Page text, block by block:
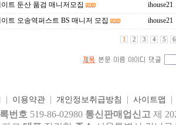
트 둔산 품검 매니저모집 ihouse21
트 오송역퍼스트 BS 매니저 모집 ihouse21
1 2 3 4 5 6
이용약관| 개인정보취급방침 사이트맵
번호 519-86-02980 통신판매업신고 제